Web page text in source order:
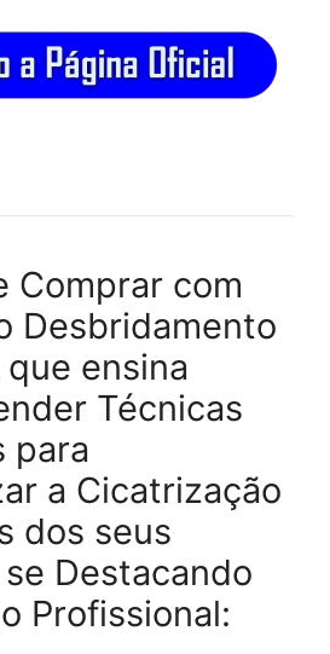
Comprar com
Desbridamento
ensina
Técnicas
para
a Cicatrização
dos seus
Destacando
Profissional: